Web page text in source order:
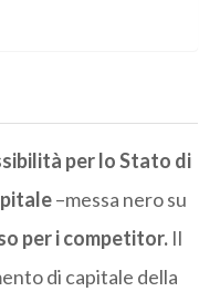
per lo Stato di
–messa nero su
per i competitor.Il
di capitale della